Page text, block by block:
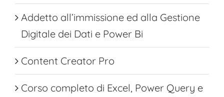
Addetto all’immissione ed alla Gestione
Digitale dei Dati e Power Bi
Content Creator Pro
Corso completo di Excel, Power Query e